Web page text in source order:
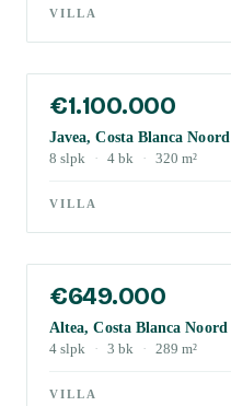
VILLA
€1.100.000
Javea, Costa Blanca Noord
8 slpk · 4 bk · 320 m²
VILLA
€649.000
Altea, Costa Blanca Noord
4 slpk · 3 bk · 289 m²
VILLA